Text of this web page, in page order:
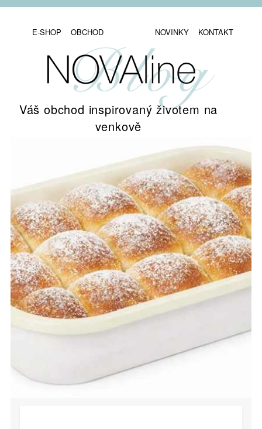
E-SHOP OBCHOD NOVINKY KONTAKT
Váš obchod inspirovaný životem na
venkově